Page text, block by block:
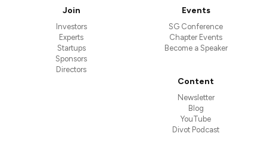
Join
Investors
Experts
Startups
Sponsors
Directors
Events
SG Conference
Chapter Events
Become a Speaker
Content
Newsletter
Blog
YouTube
Divot Podcast